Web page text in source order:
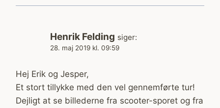
Henrik Felding siger:
28. maj 2019 kl. 09:59
Hej Erik og Jesper,
Et stort tillykke med den vel gennemførte tur!
Dejligt at se billederne fra scooter-sporet og fra